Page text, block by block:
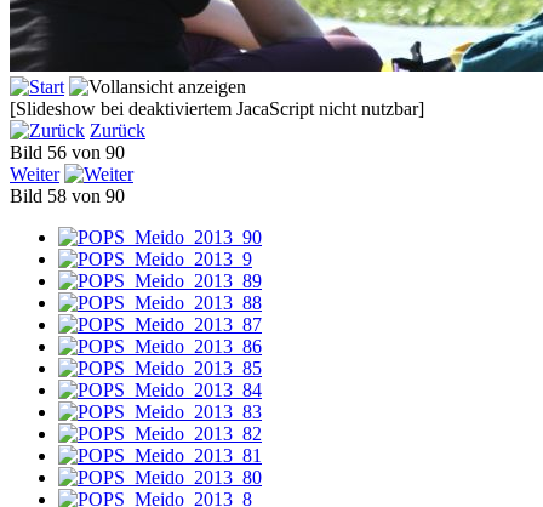
[Slideshow bei deaktiviertem JacaScript nicht nutzbar]
Zurück
Bild 56 von 90
Weiter
Bild 58 von 90